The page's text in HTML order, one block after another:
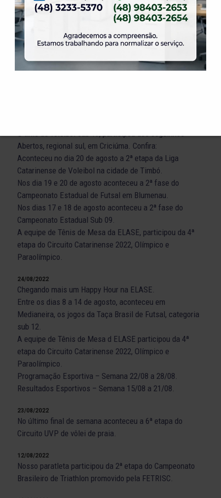
30/08/2022
Aconteceu em Porto Alegre, a etapa do Circuito
Brasileiro de Tênis de Mesa, TMB CHALLENGE PLUS.
Neste final de semana o time feminino sub15 de vôlei da
ELASE, jogou na 2ª etapa do Campeonato Estadual, em
Balneário Camboriú.
Abertos, regional sul, em Criciúma. Confira:
Aconteceu no dia 20 de agosto a 2ª etapa da Liga
Catarinense de Voleibol na cidade de Timbó.
Nos dia 19 e 20 de agosto aconteceu a 2ª fase do
Campeonato Estadual de Futsal em Blumenau.
Nos dias 17 e 18 de agosto aconteceu a 2ª fase do
Campeonato Estadual Sub 09.
A equipe de Tênis de Mesa da ELASE, participou da 4ª
etapa do Circuito Catarinense 2022, Olímpico e
Paraolímpico.
24/08/2022
Chegando mais um Happy Hour na ELASE.
Entre os dias 8 a 14 de agosto, aconteceu em
Medianeira, os jogos da Taça Brasil de Futsal, categoria
sub 12.
A equipe de Tênis de Mesa d ELASE participou da 4ª
etapa do Circuito Catarinense 2022, Olímpico e
Paraolímpico.
Programação Esportiva – Semana 22/08 a 28/08.
Resultados Esportivos – Semana 15/08 a 21/08.
23/08/2022
No último final de semana aconteceu a 6ª etapa do
Circuito UVP de vôlei de praia.
12/08/2022
Nosso paratleta participou da 2ª etapa do Campeonato
Brasileiro de Triathlon promovido pela FETRISC.